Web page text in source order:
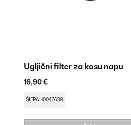
Ugljični filter za kosu napu
16,90 €
ŠIFRA: 10047639